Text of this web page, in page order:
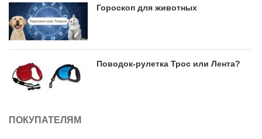
Гороскоп для животных
Поводок-рулетка Трос или Лента?
ПОКУПАТЕЛЯМ